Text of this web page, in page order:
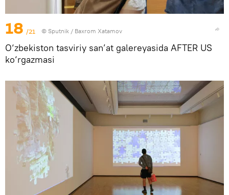
18 /21 © Sputnik / Baxrom Xatamov
O‘zbekiston tasviriy san’at galereyasida AFTER US
ko‘rgazmasi